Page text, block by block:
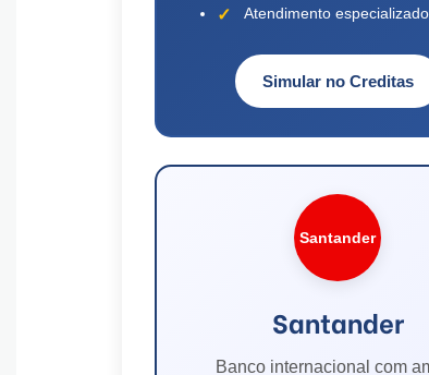
Atendimento especializado
Simular no Creditas
Santander
Santander
Banco internacional com